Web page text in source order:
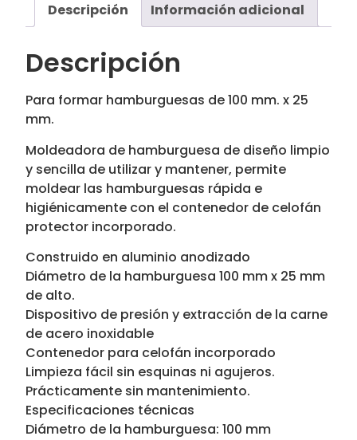
Descripción Información adicional
Descripción
Para formar hamburguesas de 100 mm. x 25
mm.
Moldeadora de hamburguesa de diseño limpio
y sencilla de utilizar y mantener, permite
moldear las hamburguesas rápida e
higiénicamente con el contenedor de celofán
protector incorporado.
Construido en aluminio anodizado
Diámetro de la hamburguesa 100 mm x 25 mm
de alto.
Dispositivo de presión y extracción de la carne
de acero inoxidable
Contenedor para celofán incorporado
Limpieza fácil sin esquinas ni agujeros.
Prácticamente sin mantenimiento.
Especificaciones técnicas
Diámetro de la hamburguesa: 100 mm